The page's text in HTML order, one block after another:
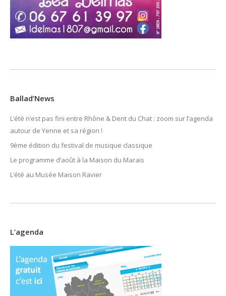
Ballad’News
L’été n’est pas fini entre Rhône & Dent du Chat : zoom sur l’agenda
autour de Yenne et sa région !
9ème édition du festival de musique classique
Le programme d’août à la Maison du Marais
L’été au Musée Maison Ravier
L’agenda